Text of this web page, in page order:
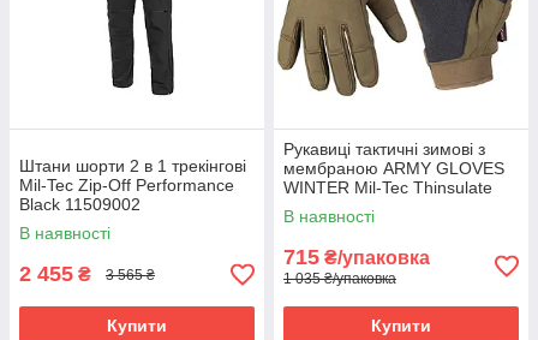
Штани шорти 2 в 1 трекінгові
Mil-Tec Zip-Off Performance
Black 11509002
В наявності
2 455 ₴ 3 565 ₴
Купити
Рукавиці тактичні зимові з
мембраною ARMY GLOVES
WINTER Mil-Tec Thinsulate
Oliva 12520801
В наявності
715 ₴/упаковка
1 035 ₴/упаковка
Купити